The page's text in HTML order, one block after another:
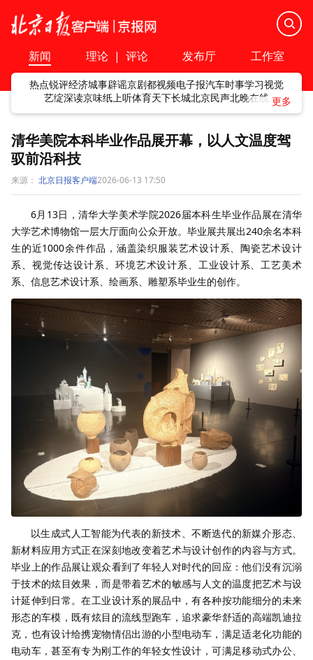
新闻 理论 | 评论 发布厅 工作室
热点锐评经济城事辟谣京剧都视频电子报汽车时事学习视觉
艺绽深读京味纸上听体育天下长城北京民声北晚在线
清华美院本科毕业作品展开幕，以人文温度驾
驭前沿科技
来源： 北京日报客户端2026-06-13 17:50
6月13日，清华大学美术学院2026届本科生毕业作品展在清华
大学艺术博物馆一层大厅面向公众开放。毕业展共展出240余名本科
生的近1000余件作品，涵盖染织服装艺术设计系、陶瓷艺术设计
系、视觉传达设计系、环境艺术设计系、工业设计系、工艺美术
系、信息艺术设计系、绘画系、雕塑系毕业生的创作。
以生成式人工智能为代表的新技术、不断迭代的新媒介形态、
新材料应用方式正在深刻地改变着艺术与设计创作的内容与方式。
毕业上的作品展让观众看到了年轻人对时代的回应：他们没有沉溺
于技术的炫目效果，而是带着艺术的敏感与人文的温度把艺术与设
计延伸到日常。在工业设计系的展品中，有各种按功能细分的未来
形态的车模，既有炫目的流线型跑车，追求豪华舒适的高端凯迪拉
克，也有设计给携宠物情侣出游的小型电动车，满足适老化功能的
电动车，甚至有专为刚工作的年轻女性设计，可满足移动式办公、